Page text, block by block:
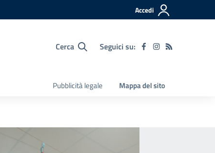
Accedi
Cerca Seguici su:
Pubblicità legale Mappa del sito